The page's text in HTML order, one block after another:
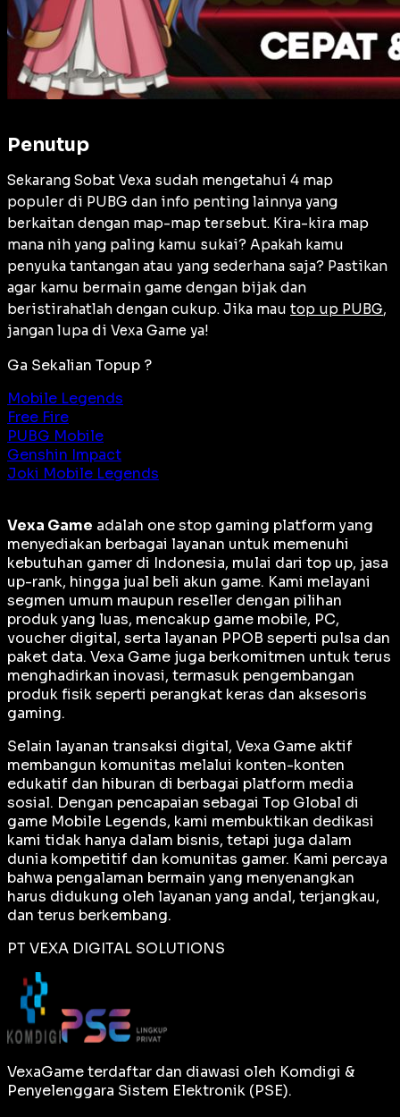
Penutup
Sekarang Sobat Vexa sudah mengetahui 4 map
populer di PUBG dan info penting lainnya yang
berkaitan dengan map-map tersebut. Kira-kira map
mana nih yang paling kamu sukai? Apakah kamu
penyuka tantangan atau yang sederhana saja? Pastikan
agar kamu bermain game dengan bijak dan
beristirahatlah dengan cukup. Jika mau top up PUBG,
jangan lupa di Vexa Game ya!
Ga Sekalian Topup ?
Mobile Legends
Free Fire
PUBG Mobile
Genshin Impact
Joki Mobile Legends
Vexa Game adalah one stop gaming platform yang
menyediakan berbagai layanan untuk memenuhi
kebutuhan gamer di Indonesia, mulai dari top up, jasa
up-rank, hingga jual beli akun game. Kami melayani
segmen umum maupun reseller dengan pilihan
produk yang luas, mencakup game mobile, PC,
voucher digital, serta layanan PPOB seperti pulsa dan
paket data. Vexa Game juga berkomitmen untuk terus
menghadirkan inovasi, termasuk pengembangan
produk fisik seperti perangkat keras dan aksesoris
gaming.
Selain layanan transaksi digital, Vexa Game aktif
membangun komunitas melalui konten-konten
edukatif dan hiburan di berbagai platform media
sosial. Dengan pencapaian sebagai Top Global di
game Mobile Legends, kami membuktikan dedikasi
kami tidak hanya dalam bisnis, tetapi juga dalam
dunia kompetitif dan komunitas gamer. Kami percaya
bahwa pengalaman bermain yang menyenangkan
harus didukung oleh layanan yang andal, terjangkau,
dan terus berkembang.
PT VEXA DIGITAL SOLUTIONS
VexaGame terdaftar dan diawasi oleh Komdigi &
Penyelenggara Sistem Elektronik (PSE).